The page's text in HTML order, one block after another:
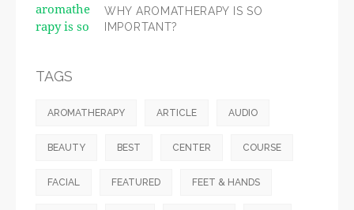
WHY AROMATHERAPY IS SO
IMPORTANT?
TAGS
AROMATHERAPY ARTICLE AUDIO
BEAUTY BEST CENTER COURSE
FACIAL FEATURED FEET & HANDS